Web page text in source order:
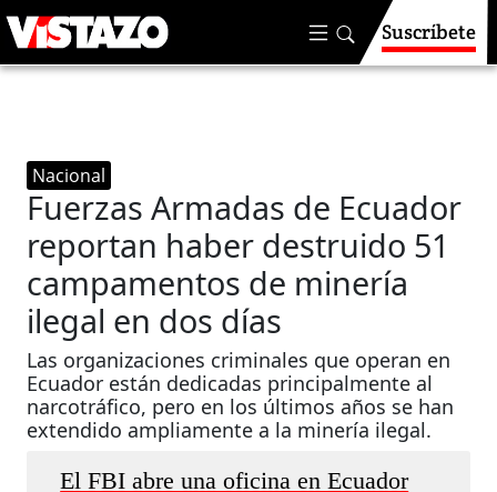
Suscríbete
Nacional
Fuerzas Armadas de Ecuador
reportan haber destruido 51
campamentos de minería
ilegal en dos días
Las organizaciones criminales que operan en
Ecuador están dedicadas principalmente al
narcotráfico, pero en los últimos años se han
extendido ampliamente a la minería ilegal.
El FBI abre una oficina en Ecuador